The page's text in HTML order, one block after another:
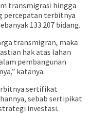
transmigrasi hingga
percepatan terbitnya
133.207 bidang.
transmigran, maka
hak atas lahan
pembangunan
katanya.
sertifikat
sebab sertipikat
investasi.